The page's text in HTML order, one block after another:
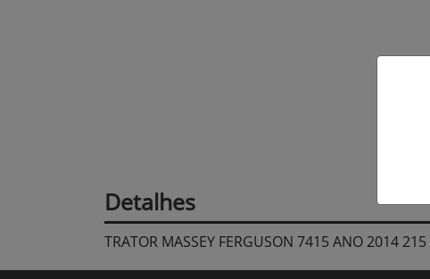
Detalhes
TRATOR MASSEY FERGUSON 7415 ANO 2014